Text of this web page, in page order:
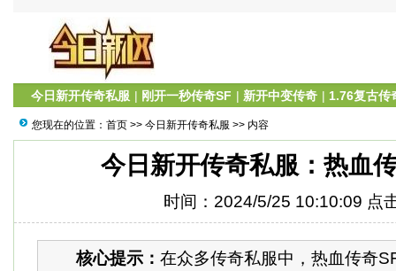
今日新开传奇私服 | 刚开一秒传奇SF | 新开中变传奇 | 1.76复古传
您现在的位置： 首页 >> 今日新开传奇私服 >> 内容
今日新开传奇私服：热血
时间：2024/5/25 10:10:09 点
核心提示： 在众多传奇私服中，热血传奇